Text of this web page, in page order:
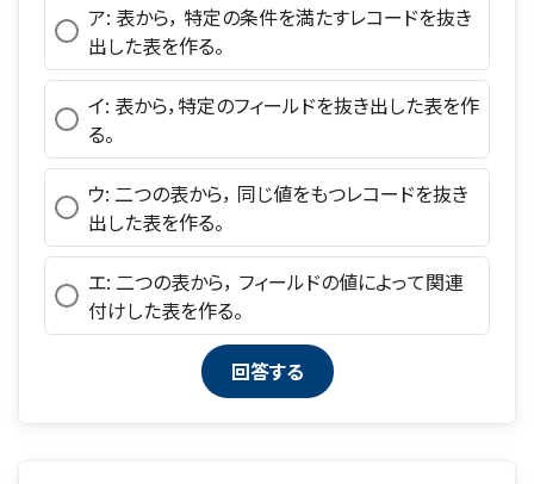
ア: 表から， 特定の条件を満たすレコードを抜き
出した表を作る。
イ: 表から，特定のフィールドを抜き出した表を作
る。
ウ: 二つの表から， 同じ値をもつレコードを抜き
出した表を作る。
エ: 二つの表から， フィールドの値によって関連
付けした表を作る。